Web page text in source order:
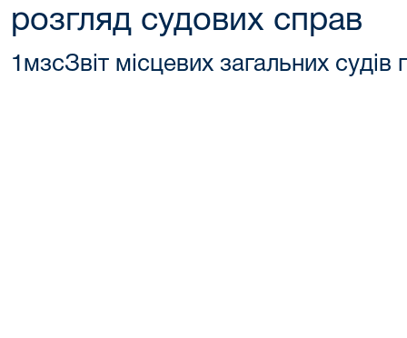
розгляд судових справ
1мзсЗвіт місцевих загальних